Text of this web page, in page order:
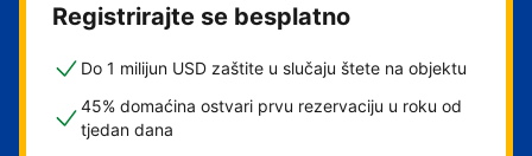
Registrirajte se besplatno
Do 1 milijun USD zaštite u slučaju štete na objektu
45% domaćina ostvari prvu rezervaciju u roku od
tjedan dana